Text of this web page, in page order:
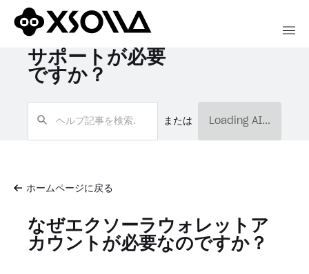
サポートが必要
ですか？
または Loading AI...
ホームページに戻る
なぜエクソーラウォレットア
カウントが必要なのですか？